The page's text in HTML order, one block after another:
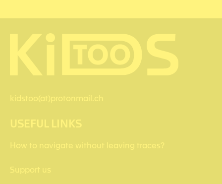
kidstoo(at)protonmail.ch
USEFUL LINKS
How to navigate without leaving traces?
Support us